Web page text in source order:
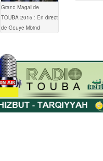
Grand Magal de
TOUBA 2015 : En direct
de Gouye Mbind